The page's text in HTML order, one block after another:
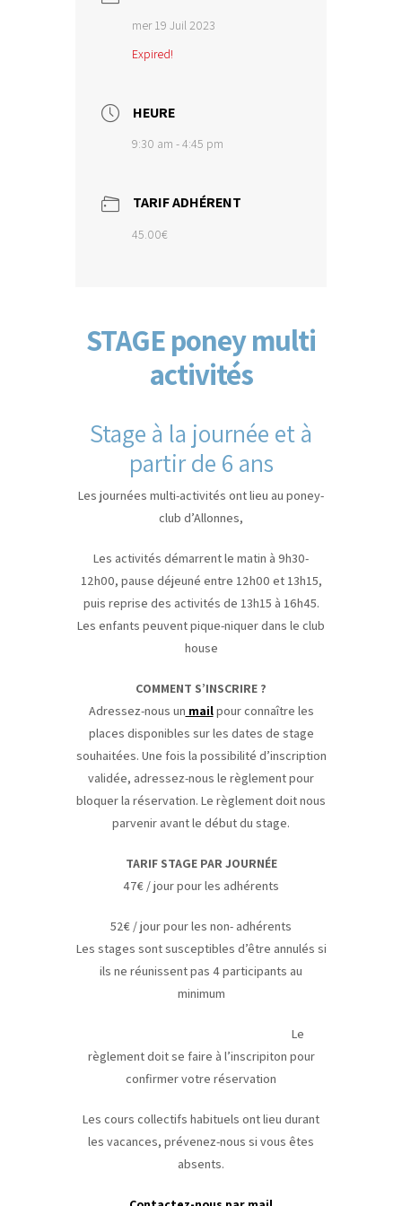
mer 19 Juil 2023
Expired!
HEURE
9:30 am - 4:45 pm
TARIF ADHÉRENT
45.00€
STAGE poney multi
activités
Stage à la journée et à
partir de 6 ans
Les journées multi-activités ont lieu au poney-
club d’Allonnes,
Les activités démarrent le matin à 9h30-
12h00, pause déjeuné entre 12h00 et 13h15,
puis reprise des activités de 13h15 à 16h45.
Les enfants peuvent pique-niquer dans le club
house
COMMENT S’INSCRIRE ?
Adressez-nous un mailpour connaître les
places disponibles sur les dates de stage
souhaitées. Une fois la possibilité d’inscription
validée, adressez-nous le règlement pour
bloquer la réservation. Le règlement doit nous
parvenir avant le début du stage.
TARIF STAGE PAR JOURNÉE
47€ / jour pour les adhérents
52€ / jour pour les non- adhérents
Les stages sont susceptibles d’être annulés si
ils ne réunissent pas 4 participants au
minimum
Le
règlement doit se faire à l’inscripiton pour
confirmer votre réservation
Les cours collectifs habituels ont lieu durant
les vacances, prévenez-nous si vous êtes
absents.